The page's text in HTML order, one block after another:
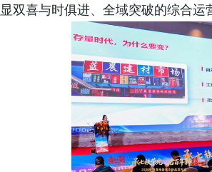
显双喜与时俱进、全域突破的综合运